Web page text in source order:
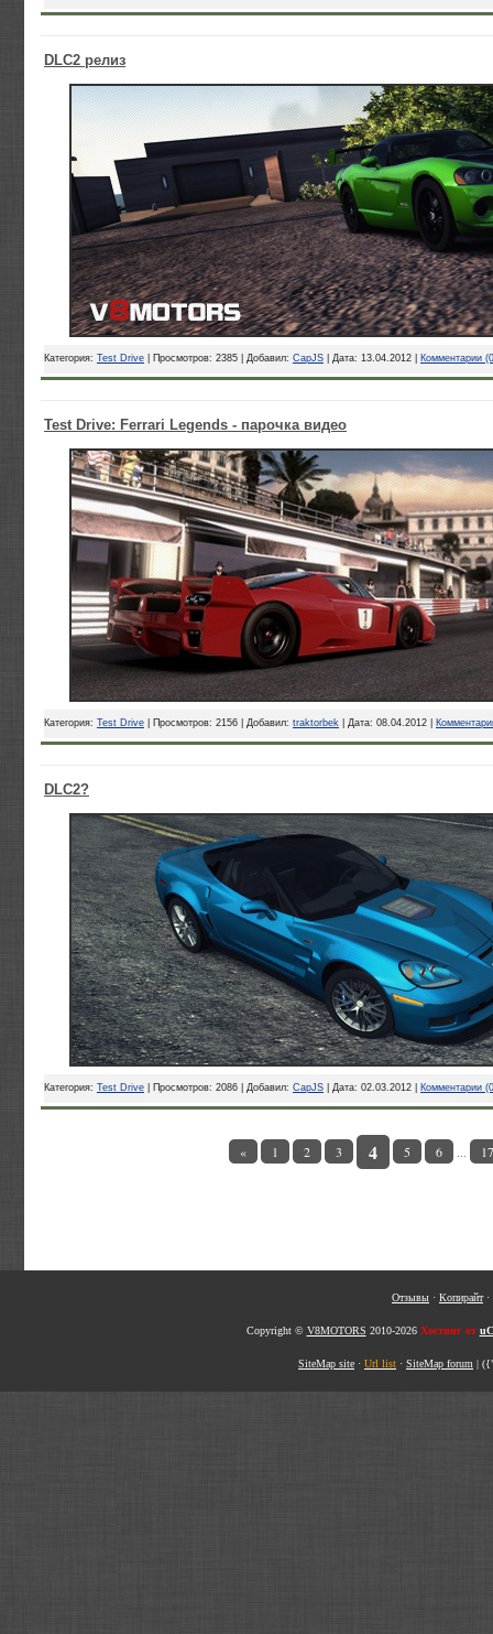
DLC2 релиз
Категория: Test Drive | Просмотров: 2385 | Добавил: CapJS | Дата: 13.04.2012 Комментарии
Test Drive: Ferrari Legends - парочка видео
Категория: Test Drive | Просмотров: 2156 | Добавил: traktorbek | Дата: 08.04.2012
DLC2?
Категория: Test Drive | Просмотров: 2086 | Добавил: CapJS | Дата: 02.03.2012 Комментарии
« 1 2 3 4 5 6 ... 17
Отзывы · Копирайт·
Copyright © V8MOTORS 2010-2026 Хостинг от
SiteMap site · Url list · SiteMap forum |